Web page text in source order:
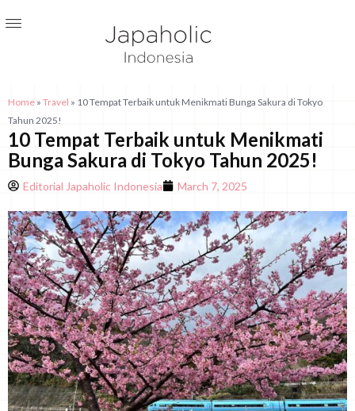
Home » Travel » 10 Tempat Terbaik untuk Menikmati Bunga Sakura di Tokyo
Tahun 2025!
10 Tempat Terbaik untuk Menikmati
Bunga Sakura di Tokyo Tahun 2025!
Editorial Japaholic Indonesia March 7, 2025